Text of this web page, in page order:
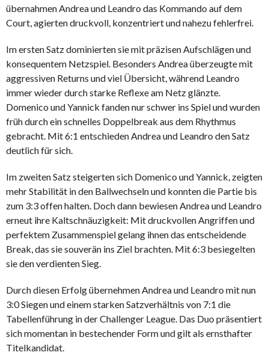
übernahmen Andrea und Leandro das Kommando auf dem
Court, agierten druckvoll, konzentriert und nahezu fehlerfrei.
Im ersten Satz dominierten sie mit präzisen Aufschlägen und
konsequentem Netzspiel. Besonders Andrea überzeugte mit
aggressiven Returns und viel Übersicht, während Leandro
immer wieder durch starke Reflexe am Netz glänzte.
Domenico und Yannick fanden nur schwer ins Spiel und wurden
früh durch ein schnelles Doppelbreak aus dem Rhythmus
gebracht. Mit 6:1 entschieden Andrea und Leandro den Satz
deutlich für sich.
Im zweiten Satz steigerten sich Domenico und Yannick, zeigten
mehr Stabilität in den Ballwechseln und konnten die Partie bis
zum 3:3 offen halten. Doch dann bewiesen Andrea und Leandro
erneut ihre Kaltschnäuzigkeit: Mit druckvollen Angriffen und
perfektem Zusammenspiel gelang ihnen das entscheidende
Break, das sie souverän ins Ziel brachten. Mit 6:3 besiegelten
sie den verdienten Sieg.
Durch diesen Erfolg übernehmen Andrea und Leandro mit nun
3:0 Siegen und einem starken Satzverhältnis von 7:1 die
Tabellenführung in der Challenger League. Das Duo präsentiert
sich momentan in bestechender Form und gilt als ernsthafter
Titelkandidat.